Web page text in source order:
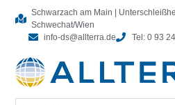
Schwarzach am Main |
Schwechat/Wien
info-ds@allterra.de
Tel: 0 93